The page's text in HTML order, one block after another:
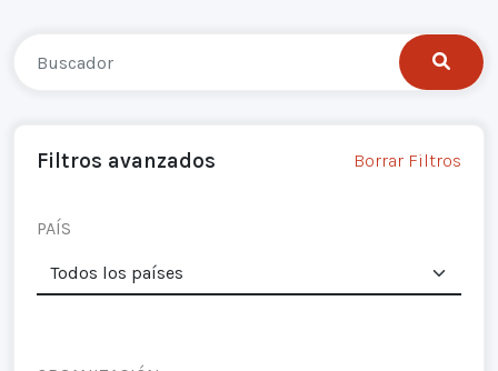
Filtros avanzados Borrar Filtros
PAÍS